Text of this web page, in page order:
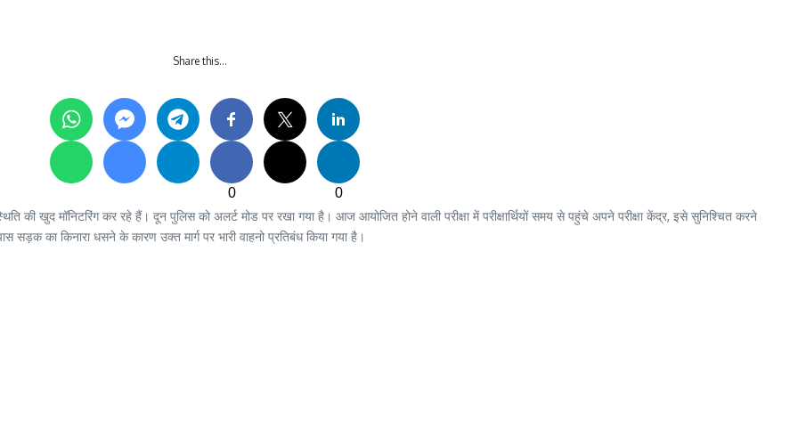
Share this…
0
0
की खुद मॉनिटरिंग कर रहे हैं। दून पुलिस को अलर्ट मोड पर रखा गया है। आज आयोजित होने वाली परीक्षा में परीक्षार्थियों समय से पहुंचे अपने परीक्षा केंद्र, इसे सुनिश्चित करने
का किनारा धसने के कारण उक्त मार्ग पर भारी वाहनो प्रतिबंध किया गया है।